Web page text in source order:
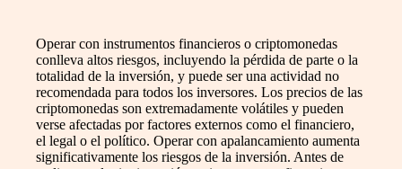
Operar con instrumentos financieros o criptomonedas
conlleva altos riesgos, incluyendo la pérdida de parte o la
totalidad de la inversión, y puede ser una actividad no
recomendada para todos los inversores. Los precios de las
criptomonedas son extremadamente volátiles y pueden
verse afectadas por factores externos como el financiero,
el legal o el político. Operar con apalancamiento aumenta
significativamente los riesgos de la inversión. Antes de